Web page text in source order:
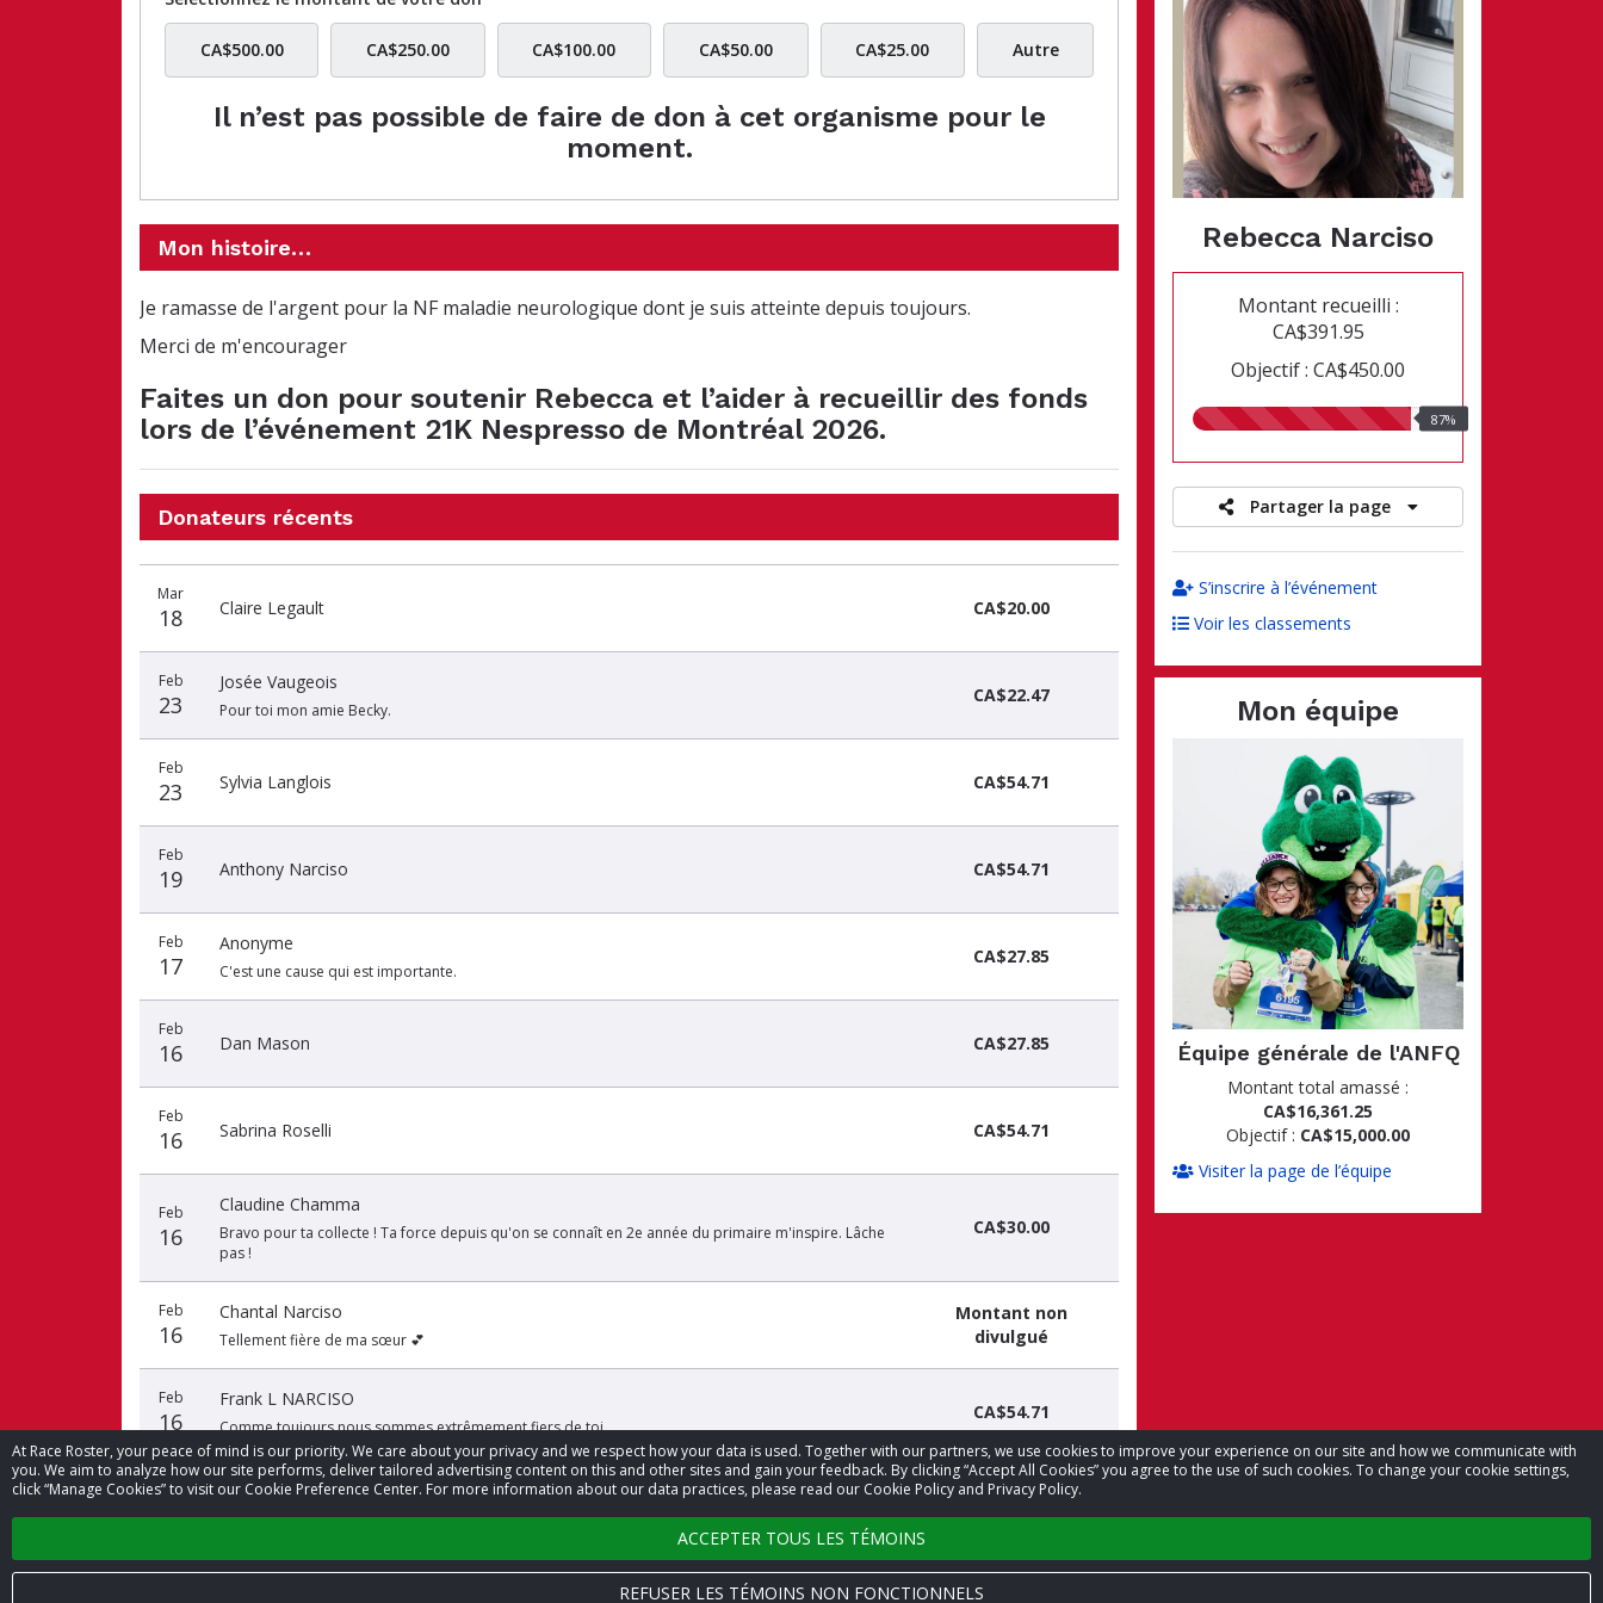
At Race Roster, your peace of mind is our priority. We care about your privacy and we respect how your data is used. Together with our partners, we use cookies to improve your experience on our site and how we communicate with
you. We aim to analyze how our site performs, deliver tailored advertising content on this and other sites and gain your feedback. By clicking “Accept All Cookies” you agree to the use of such cookies. To change your cookie settings,
click “Manage Cookies” to visit our Cookie Preference Center. For more information about our data practices, please read our Cookie Policy and Privacy Policy.
ACCEPTER TOUS LES TÉMOINS
REFUSER LES TÉMOINS NON FONCTIONNELS
Rebecca Narciso
Montant recueilli :
CA$391.95
Objectif : CA$450.00
87.00%
87%
Partager la page
S’inscrire à l’événement
Voir les classements
Mon équipe
Équipe générale de l'ANFQ
Montant total amassé :
CA$16,361.25
Objectif : CA$15,000.00
Visiter la page de l’équipe
CA$500.00 CA$250.00 CA$100.00 CA$50.00 CA$25.00 Autre
Il n’est pas possible de faire de don à cet organisme pour le
moment.
Mon histoire…
Je ramasse de l'argent pour la NF maladie neurologique dont je suis atteinte depuis toujours.
Merci de m'encourager
Faites un don pour soutenir Rebecca et l’aider à recueillir des fonds
lors de l’événement 21K Nespresso de Montréal 2026.
Donateurs récents
du
don
du
donateur
du
don
Mar
18 Claire Legault CA$20.00
Feb
23
Josée Vaugeois
Pour toi mon amie Becky.
CA$22.47
Feb
23 Sylvia Langlois CA$54.71
Feb
19 Anthony Narciso CA$54.71
Feb
17
Anonyme
C'est une cause qui est importante.
CA$27.85
Feb
16 Dan Mason CA$27.85
Feb
16 Sabrina Roselli CA$54.71
Feb
16
Claudine Chamma
Bravo pour ta collecte ! Ta force depuis qu'on se connaît en 2e année du primaire m'inspire. Lâche
pas !
CA$30.00
Feb
16
Chantal Narciso
Tellement fière de ma sœur 💕
Montant non
divulgué
Feb
16
Frank L NARCISO
Comme toujours nous sommes extrêmement fiers de toi .
CA$54.71
‹ 1 2 ›